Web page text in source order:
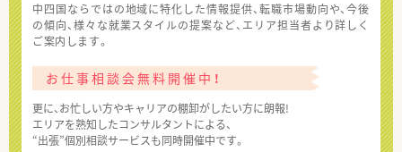
中四国ならではの地域に特化した情報提供、転職市場動向や、今後
の傾向、様々な就業スタイルの提案など、エリア担当者より詳しく
ご案内します。
お仕事相談会無料開催中！
更に、お忙しい方やキャリアの棚卸がしたい方に朗報!
エリアを熟知したコンサルタントによる、
“出張”個別相談サービスも同時開催中です。